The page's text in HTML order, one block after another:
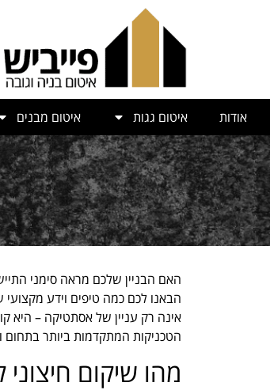
אודות איטום גגות איטום מבנים
האם הבניין שלכם מראה סימני
הבאנו לכם כמה טיפים וידע
אינה רק עניין של אסתטיקה – היא
הטכניקות המתקדמות ביותר בתחום
מהו שיקום חיצוני